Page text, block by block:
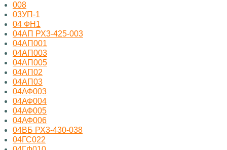
008
03УП-1
04 ФН1
04АП РХ3-425-003
04АП001
04АП003
04АП005
04АП02
04АП03
04АФ003
04АФ004
04АФ005
04АФ006
04ВБ РХ3-430-038
04ГС022